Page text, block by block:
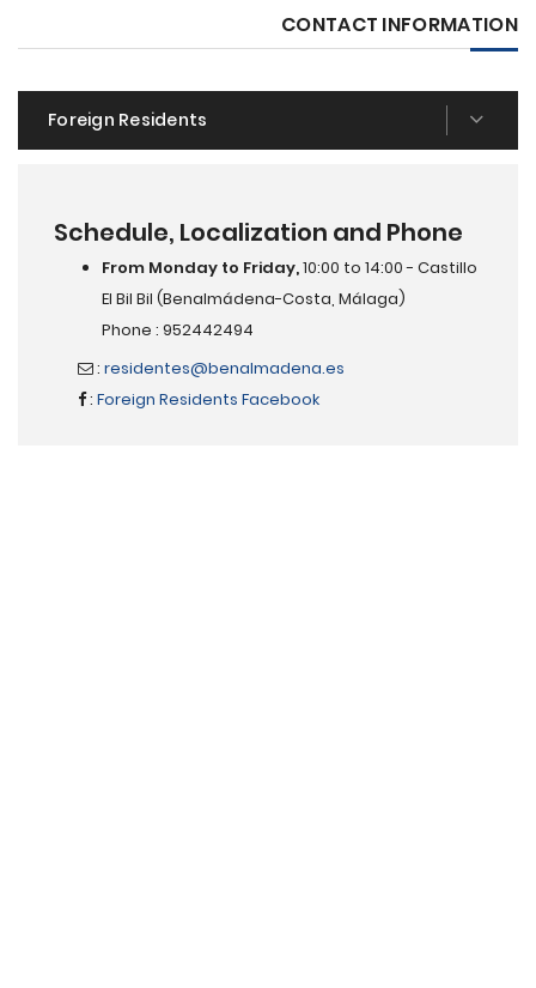
CONTACT INFORMATION
Foreign Residents
Schedule, Localization and Phone
From Monday to Friday,10:00 to 14:00 - Castillo
El Bil Bil (Benalmádena-Costa, Málaga)
Phone : 952442494
: residentes@benalmadena.es
: Foreign Residents Facebook